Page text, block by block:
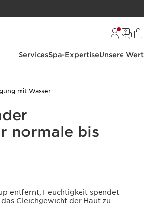
ServicesSpa-ExpertiseUnsere
mit Wasser
normale bis
entfernt, Feuchtigkeit spendet
Gleichgewicht der Haut zu